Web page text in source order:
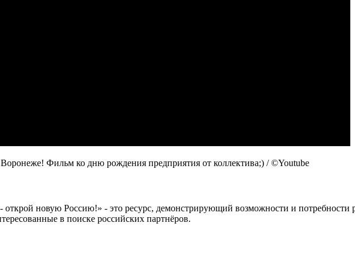
Фильм ко дню рождения предприятия от коллектива;) / ©Youtube
новую Россию!» - это ресурс, демонстрирующий возможности и потребности
в поиске российских партнёров.